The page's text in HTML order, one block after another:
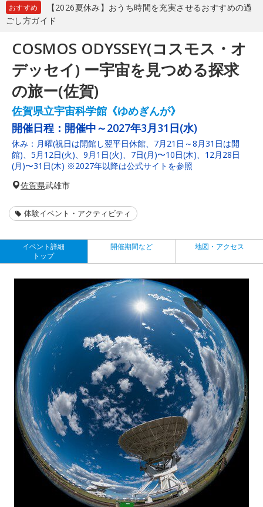
おすすめ
【2026夏休み】おうち時間を充実させるおすすめの過
ごし方ガイド
COSMOS ODYSSEY(コスモス・オ
デッセイ) ー宇宙を見つめる探求
の旅ー(佐賀)
佐賀県立宇宙科学館《ゆめぎんが》
開催日程： 開催中～2027年3月31日(水)
休み：月曜(祝日は開館し翌平日休館、7月21日～8月31日は開
館)、5月12日(火)、9月1日(火)、7日(月)〜10日(木)、12月28日
(月)〜31日(木) ※2027年以降は公式サイトを参照
佐賀県武雄市
体験イベント・アクティビティ
イベント詳細
トップ
開催期間など 地図・アクセス